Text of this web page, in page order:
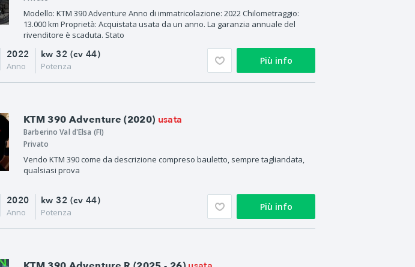
Modello: KTM 390 Adventure Anno di immatricolazione: 2022 Chilometraggio:
13.000 km Proprietà: Acquistata usata da un anno. La garanzia annuale del
rivenditore è scaduta. Stato
2022
Anno
kw 32 (cv 44)
Potenza Più info
KTM 390 Adventure (2020) usata
Barberino Val d'Elsa (FI)
Privato
Vendo KTM 390 come da descrizione compreso bauletto, sempre tagliandata,
qualsiasi prova
2020
Anno
kw 32 (cv 44)
Potenza Più info